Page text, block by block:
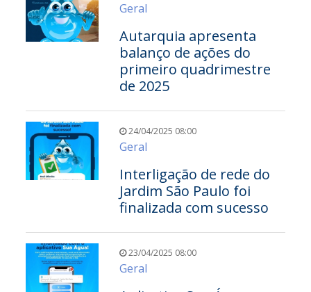
Geral
Autarquia apresenta
balanço de ações do
primeiro quadrimestre
de 2025
24/04/2025 08:00
Geral
Interligação de rede do
Jardim São Paulo foi
finalizada com sucesso
23/04/2025 08:00
Geral